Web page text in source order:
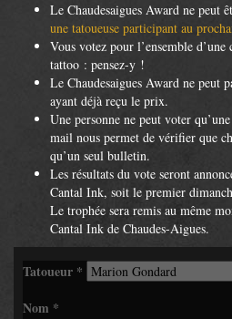
Le Chaudesaigues Award ne peut
une tatoueuse participant au
Vous votez pour l’ensemble
tattoo : pensez-y !
Le Chaudesaigues Award ne peut
ayant déjà reçu le prix.
Une personne ne peut voter
mail nous permet de vérifier que
qu’un seul bulletin.
Les résultats du vote seront
Cantal Ink, soit le premier
Le trophée sera remis au même
Cantal Ink de Chaudes-Aigues.
Tatoueur *
Nom *